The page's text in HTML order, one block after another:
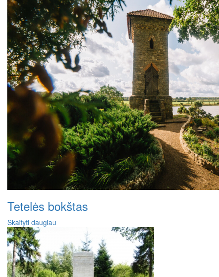
Tetelės bokštas
Skaityti daugiau